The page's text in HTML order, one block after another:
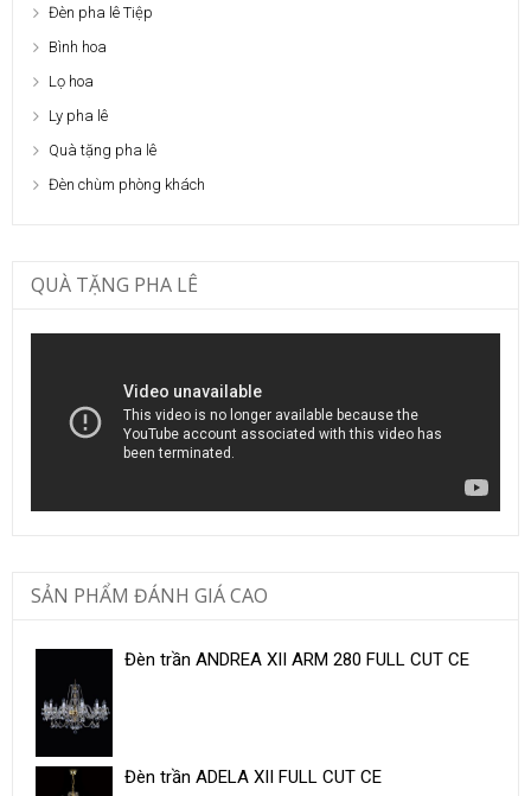
Đèn pha lê Tiệp
Bình hoa
Lọ hoa
Ly pha lê
Quà tặng pha lê
Đèn chùm phòng khách
QUÀ TẶNG PHA LÊ
SẢN PHẨM ĐÁNH GIÁ CAO
Đèn trần ANDREA XII ARM 280 FULL CUT CE
Đèn trần ADELA XII FULL CUT CE